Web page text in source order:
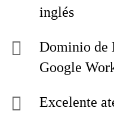
inglés
Dominio de
Google
Excelente